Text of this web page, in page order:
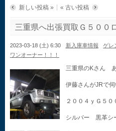
新しい投稿 » « 古い投稿
三重県へ出張買取Ｇ５００
2023-03-18 (土) 6:30 新入庫車情報
ゲレ
ワンオーナー！！！
三重県のKさん
伊藤さんがJRで
２００４ｙＧ５０
シルバー 黒革シ